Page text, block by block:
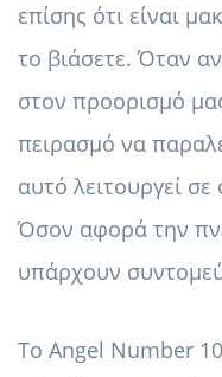
επίσης ότι είναι
το βιάσετε. Όταν
στον προορισμό
πειρασμό να
αυτό λειτουργεί
Όσον αφορά την
υπάρχουν
Το Angel Number